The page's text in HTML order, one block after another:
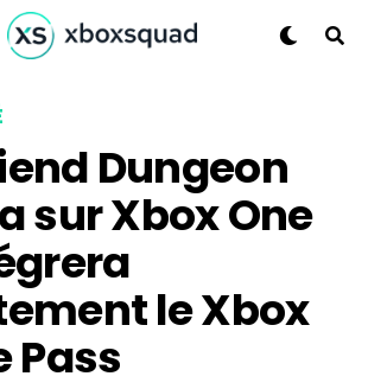
Dungeon
sur Xbox One
le Xbox
Pass